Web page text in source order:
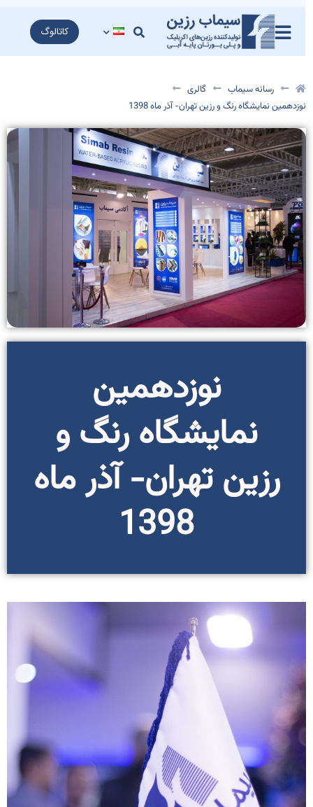
کاتالوگ
رسانه سیماب
گالری
نوزدهمین نمایشگاه رنگ و رزین تهران- آذر ماه 1398
نوزدهمین
نمایشگاه رنگ و
رزین تهران- آذر ماه
1398